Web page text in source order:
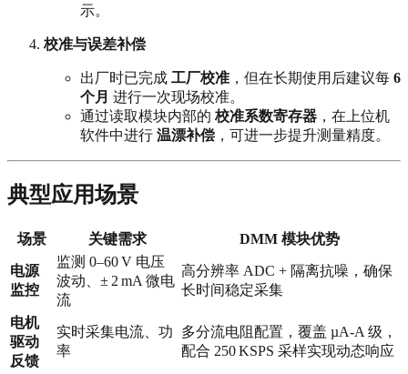
示。
校准与误差补偿
出厂时已完成 工厂校准 ，但在长期使用后建议每 6
个月 进行一次现场校准。
通过读取模块内部的 校准系数寄存器 ，在上位机
软件中进行 温漂补偿 ，可进一步提升测量精度。
典型应用场景
场景 关键需求 DMM 模块优势
电源
监控
监测 0–60 V 电压
波动、± 2 mA 微电
流
高分辨率 ADC + 隔离抗噪，确保
长时间稳定采集
电机
驱动
反馈
实时采集电流、功
率
多分流电阻配置，覆盖 µA‑A 级，
配合 250 KSPS 采样实现动态响应